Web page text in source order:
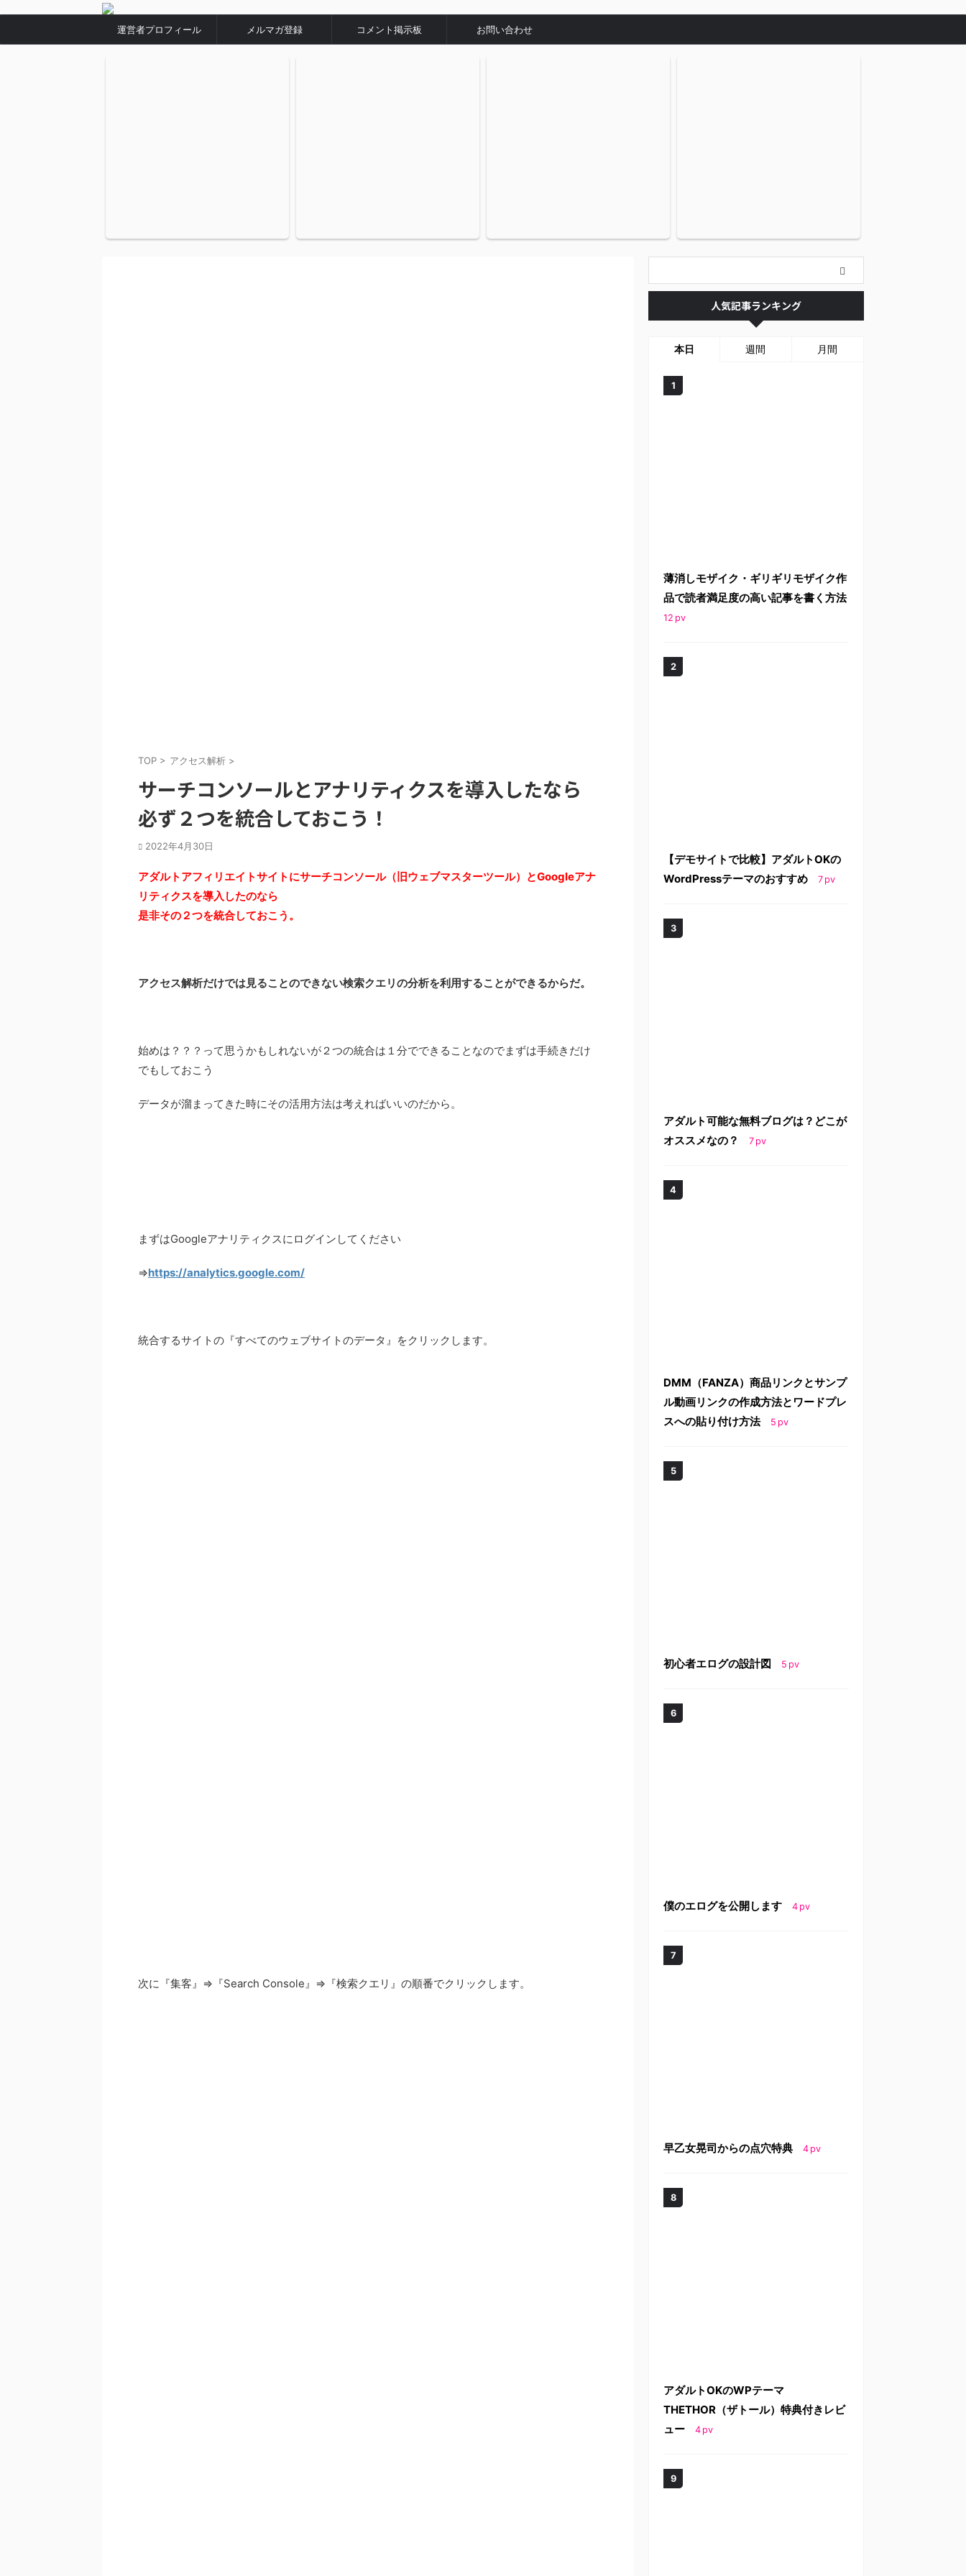
運営者プロフィール メルマガ登録 コメント掲示板 お問い合わせ
TOP > アクセス解析 >
サーチコンソールとアナリティクスを導入したなら
必ず２つを統合しておこう！
2022年4月30日
アダルトアフィリエイトサイトにサーチコンソール（旧ウェブマスターツール）とGoogleアナ
リティクスを導入したのなら
是非その２つを統合しておこう。
アクセス解析だけでは見ることのできない検索クエリの分析を利用することができるからだ。
始めは？？？って思うかもしれないが２つの統合は１分でできることなのでまずは手続きだけ
でもしておこう
データが溜まってきた時にその活用方法は考えればいいのだから。
まずはGoogleアナリティクスにログインしてください
⇒https://analytics.google.com/
統合するサイトの『すべてのウェブサイトのデータ』をクリックします。
次に『集客』⇒『Search Console』⇒『検索クエリ』の順番でクリックします。
人気記事ランキング
本日 週間 月間
薄消しモザイク・ギリギリモザイク作
品で読者満足度の高い記事を書く方法
12 pv
【デモサイトで比較】アダルトOKの
WordPressテーマのおすすめ
7 pv
アダルト可能な無料ブログは？どこが
オススメなの？
7 pv
DMM（FANZA）商品リンクとサンプ
ル動画リンクの作成方法とワードプレ
スへの貼り付け方法
5 pv
初心者エログの設計図 5 pv
僕のエログを公開します 4 pv
早乙女晃司からの点穴特典 4 pv
アダルトOKのWPテーマ
THETHOR（ザトール）特典付きレビ
ュー
4 pv